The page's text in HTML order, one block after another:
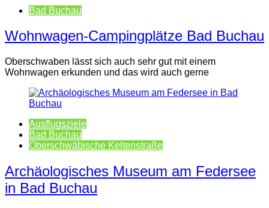
Bad Buchau
Wohnwagen-Campingplätze Bad Buchau
Oberschwaben lässt sich auch sehr gut mit einem
Wohnwagen erkunden und das wird auch gerne
Ausflugsziele
Bad Buchau
Oberschwäbische Keltenstraße
Archäologisches Museum am Federsee
in Bad Buchau